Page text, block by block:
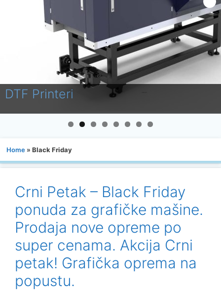
Laminatori
Home » Black Friday
Crni Petak – Black Friday
ponuda za grafičke mašine.
Prodaja nove opreme po
super cenama. Akcija Crni
petak! Grafička oprema na
popustu.